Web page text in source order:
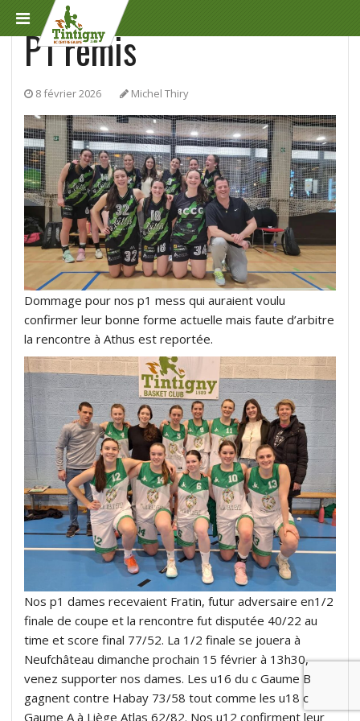
P1 remis
Divers
8 février 2026 Michel Thiry
Dommage pour nos p1 mess qui auraient voulu
confirmer leur bonne forme actuelle mais faute d’arbitre
la rencontre à Athus est reportée.
Nos p1 dames recevaient Fratin, futur adversaire en1/2
finale de coupe et la rencontre fut disputée 40/22 au
time et score final 77/52. La 1/2 finale se jouera à
Neufchâteau dimanche prochain 15 février à 13h30,
venez supporter nos dames. Les u16 du c Gaume B
gagnent contre Habay 73/58 tout comme les u18 c
Gaume A à Liège Atlas 62/82. Nos u12 confirment leur